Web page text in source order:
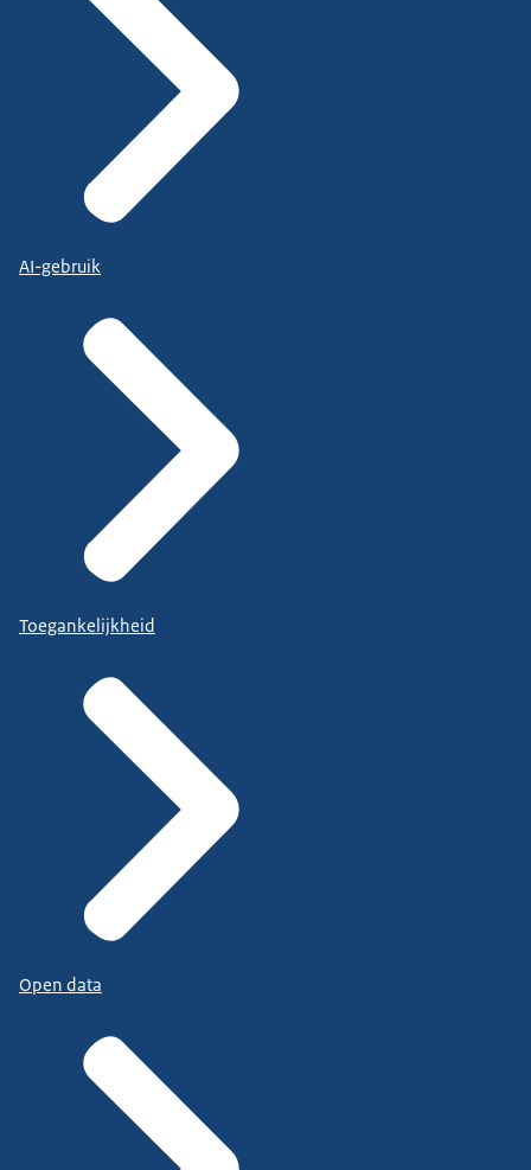
AI-gebruik
Toegankelijkheid
Open data